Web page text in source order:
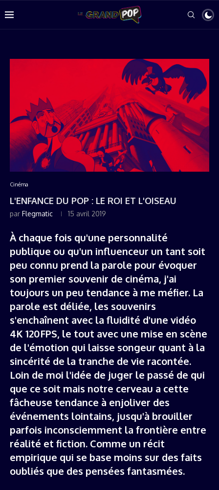
Cinéma
L'ENFANCE DU POP : LE ROI ET L'OISEAU
par Flegmatic 15 avril 2019
À chaque fois qu'une personnalité
publique ou qu'un influenceur un tant soit
peu connu prend la parole pour évoquer
son premier souvenir de cinéma, j'ai
toujours un peu tendance à me méfier. La
parole est déliée, les souvenirs
s'enchaînent avec la fluidité d'une vidéo
4K 120FPS, le tout avec une mise en scène
de l'émotion qui laisse songeur quant à la
sincérité de la tranche de vie racontée.
Loin de moi l'idée de juger le passé de qui
que ce soit mais notre cerveau a cette
fâcheuse tendance à enjoliver des
événements lointains, jusqu'à brouiller
parfois inconsciemment la frontière entre
réalité et fiction. Comme un récit
empirique qui se base moins sur des faits
oubliés que des pensées fantasmées.